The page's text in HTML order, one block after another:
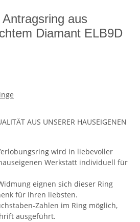
aus
Diamant ELB9D
AUS UNSERER HAUSEIGENEN
wird in liebevoller
Werkstatt individuell für
eignen sich dieser Ring
für Ihren liebsten.
Zahlen im Ring möglich,
ausgeführt.